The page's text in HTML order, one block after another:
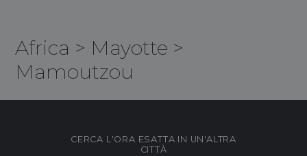
Africa > Mayotte >
Mamoutzou
CERCA L'ORA ESATTA IN UN'ALTRA
CITTÀ